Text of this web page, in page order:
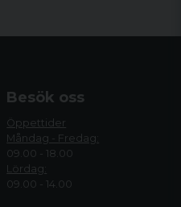
Besök oss
Öppettider
Måndag - Fredag:
09.00 - 18.00
Lördag:
09.00 - 14.00